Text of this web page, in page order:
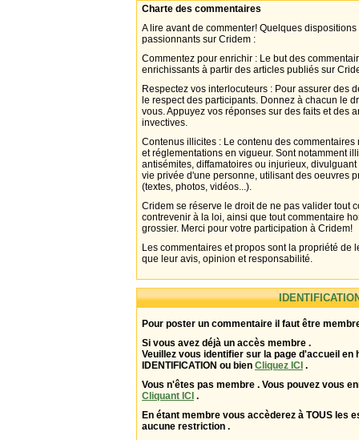
Charte des commentaires
A lire avant de commenter! Quelques
passionnants sur Cridem :
Commentez pour enrichir : Le but des
enrichissants à partir des articles publiés sur
Respectez vos interlocuteurs : Pour assurer des
le respect des participants. Donnez à chacun le
vous. Appuyez vos réponses sur des faits et des
invectives.
Contenus illicites : Le contenu des
et réglementations en vigueur. Sont notamment
antisémites, diffamatoires ou injurieux,
vie privée d'une personne, utilisant des oeuvres
(textes, photos, vidéos...).
Cridem se réserve le droit de ne pas valider tout
contrevenir à la loi, ainsi que tout commentaire
grossier. Merci pour votre participation à Cridem!
Les commentaires et propos sont la propriété de
que leur avis, opinion et responsabilité.
Pour poster un commentaire il faut être
Si vous avez déjà un accès membre .
Veuillez vous identifier sur la page d'accueil en
IDENTIFICATION ou bien Cliquez ICI .
Vous n'êtes pas membre . Vous pouvez vous
Cliquant ICI .
En étant membre vous accèderez à TOUS les
aucune restriction .